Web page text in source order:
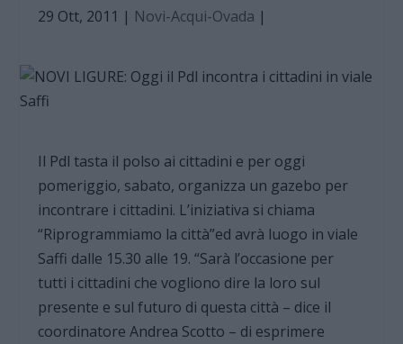
29 Ott, 2011 | Novi-Acqui-Ovada |
Il Pdl tasta il polso ai cittadini e per oggi
pomeriggio, sabato, organizza un gazebo per
incontrare i cittadini. L’iniziativa si chiama
“Riprogrammiamo la città”ed avrà luogo in viale
Saffi dalle 15.30 alle 19. “Sarà l’occasione per
tutti i cittadini che vogliono dire la loro sul
presente e sul futuro di questa città – dice il
coordinatore Andrea Scotto – di esprimere